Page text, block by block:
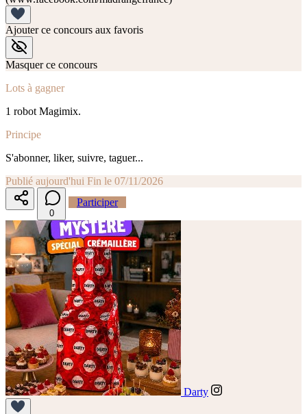
Ajouter ce concours aux favoris
Masquer ce concours
Lots à gagner
1 robot Magimix.
Principe
S'abonner, liker, suivre, taguer...
Publié aujourd'hui Fin le 07/11/2026
0
Participer
Darty